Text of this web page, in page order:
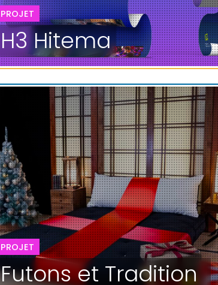
PROJET
H3 Hitema
PROJET
Futons et Tradition